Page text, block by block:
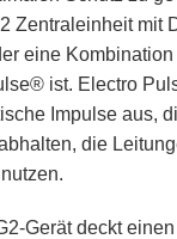
Zentraleinheit mit
eine
ist. Electro
Impulse aus,
die
Gerät deckt